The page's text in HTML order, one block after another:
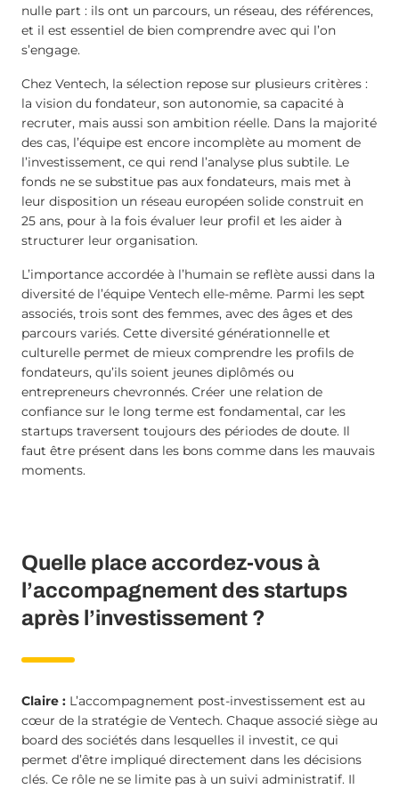
nulle part : ils ont un parcours, un réseau, des références,
et il est essentiel de bien comprendre avec qui l’on
s’engage.
Chez Ventech, la sélection repose sur plusieurs critères :
la vision du fondateur, son autonomie, sa capacité à
recruter, mais aussi son ambition réelle. Dans la majorité
des cas, l’équipe est encore incomplète au moment de
l’investissement, ce qui rend l’analyse plus subtile. Le
fonds ne se substitue pas aux fondateurs, mais met à
leur disposition un réseau européen solide construit en
25 ans, pour à la fois évaluer leur profil et les aider à
structurer leur organisation.
L’importance accordée à l’humain se reflète aussi dans la
diversité de l’équipe Ventech elle-même. Parmi les sept
associés, trois sont des femmes, avec des âges et des
parcours variés. Cette diversité générationnelle et
culturelle permet de mieux comprendre les profils de
fondateurs, qu’ils soient jeunes diplômés ou
entrepreneurs chevronnés. Créer une relation de
confiance sur le long terme est fondamental, car les
startups traversent toujours des périodes de doute. Il
faut être présent dans les bons comme dans les mauvais
moments.
Quelle place accordez-vous à
l’accompagnement des startups
après l’investissement ?
Claire : L’accompagnement post-investissement est au
cœur de la stratégie de Ventech. Chaque associé siège au
board des sociétés dans lesquelles il investit, ce qui
permet d’être impliqué directement dans les décisions
clés. Ce rôle ne se limite pas à un suivi administratif. Il